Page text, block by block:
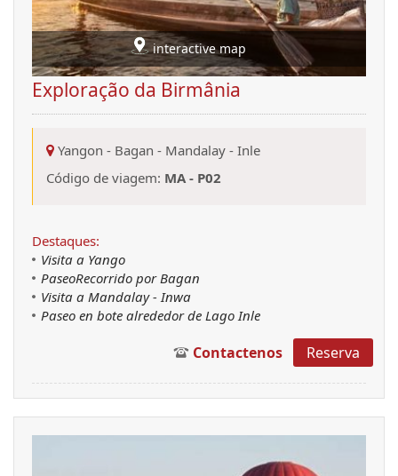
interactive map
Exploração da Birmânia
Yangon - Bagan - Mandalay - Inle
Código de viagem: MA - P02
Destaques:
Visita a Yango
PaseoRecorrido por Bagan
Visita a Mandalay - Inwa
Paseo en bote alrededor de Lago Inle
Contactenos Reserva